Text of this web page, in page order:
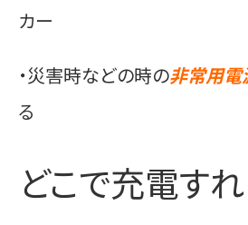
カー
・災害時などの時の非常用電
る
どこで充電す